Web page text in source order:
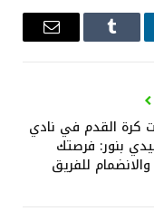
Tumblr
البريد
كرة القدم في نادي
بنور: فرصتك
والانضمام للفريق